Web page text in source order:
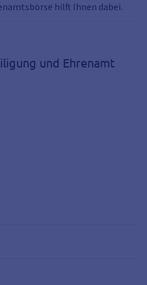
hilft Ihnen dabei.
und Ehrenamt